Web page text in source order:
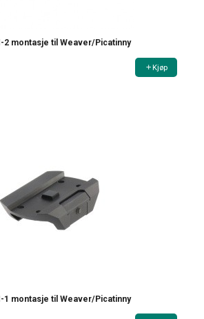
2 montasje til Weaver/Picatinny
Kjøp
1 montasje til Weaver/Picatinny